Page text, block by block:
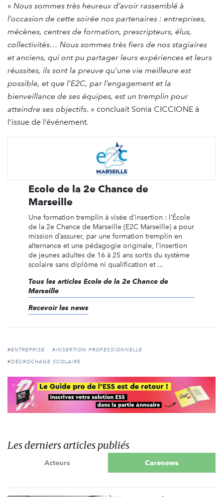
« Nous sommes très heureux d’avoir rassemblé à
l’occasion de cette soirée nos partenaires : entreprises,
mécènes, centres de formation, prescripteurs, élus,
collectivités… Nous sommes très fiers de nos stagiaires
et anciens, qui ont pu partager leurs expériences et leurs
réussites, ils sont la preuve qu’une vie meilleure est
possible, et que l’E2C, par l’engagement et la
bienveillance de ses équipes, est un tremplin pour
atteindre ses objectifs. » concluait Sonia CICCIONE à
l’issue de l’événement.
Ecole de la 2e Chance de
Marseille
Une formation tremplin à visée d’insertion : l’École
de la 2e Chance de Marseille (E2C Marseille) a pour
mission d’assurer, par une formation tremplin en
alternance et une pédagogie originale, l’insertion
de jeunes adultes de 16 à 25 ans sortis du système
scolaire sans diplôme ni qualification et ...
Tous les articles Ecole de la 2e Chance de
Marseille
Recevoir les news
#ENTREPRISE
#INSERTION PROFESSIONNELLE
#DÉCROCHAGE SCOLAIRE
Les derniers articles publiés
Acteurs Carenews